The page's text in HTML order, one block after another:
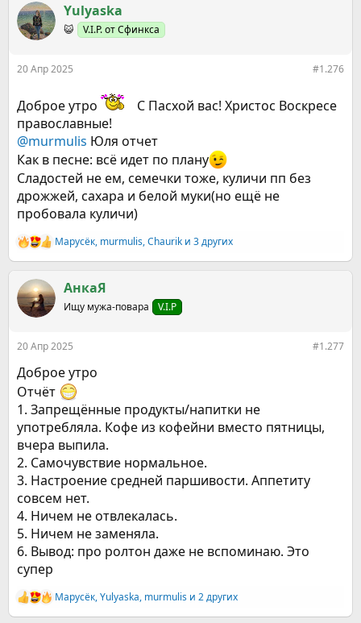
к
ц
и
Yulyaska
😺 V.I.P. от Сфинкса
20 Апр 2025 #1.276
Доброе утро
С Пасхой вас! Христос Воскресе
православные!
@murmulis Юля отчет
Как в песне: всё идет по плану
Сладостей не ем, семечки тоже, куличи пп без
дрожжей, сахара и белой муки(но ещё не
пробовала куличи)
Р
е
к
ц
и
Марусёк, murmulis,Chaurik и 3 других
АнкаЯ
Ищу мужа-повара V.I.P
20 Апр 2025 #1.277
Доброе утро
Отчёт
1. Запрещённые продукты/напитки не
употребляла. Кофе из кофейни вместо пятницы,
вчера выпила.
2. Самочувствие нормальное.
3. Настроение средней паршивости. Аппетиту
совсем нет.
4. Ничем не отвлекалась.
5. Ничем не заменяла.
6. Вывод: про ролтон даже не вспоминаю. Это
супер
Р
е
Марусёк,Yulyaska, murmulis и 2 других